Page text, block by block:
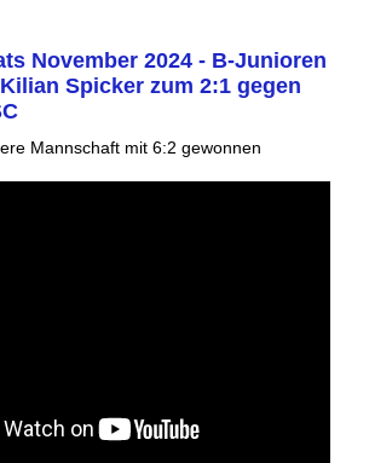
November 2024 - B-Junioren
Spicker zum 2:1 gegen
Mannschaft mit 6:2 gewonnen